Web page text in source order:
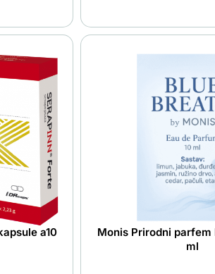
a10
Monis Prirodni parfem
ml